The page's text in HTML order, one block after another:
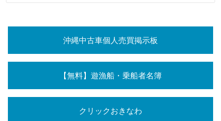
沖縄中古車個人売買掲示板
【無料】遊漁船・乗船者名簿
クリックおきなわ